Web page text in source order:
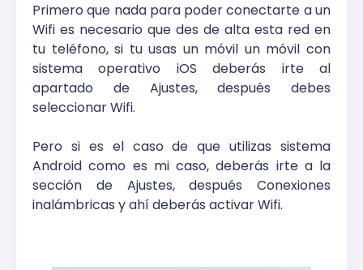
Primero que nada para poder conectarte a un
Wifi es necesario que des de alta esta red en
tu teléfono, si tu usas un móvil un móvil con
sistema operativo iOS deberás irte al
apartado de Ajustes, después debes
seleccionar Wifi.
Pero si es el caso de que utilizas sistema
Android como es mi caso, deberás irte a la
sección de Ajustes, después Conexiones
inalámbricas y ahí deberás activar Wifi.